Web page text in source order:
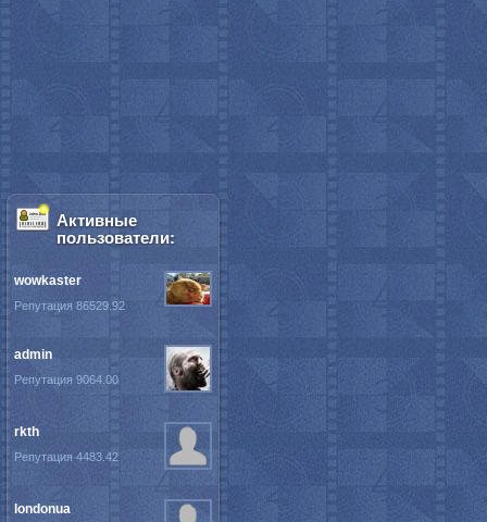
Активные
пользователи:
wowkaster
Репутация 86529.92
admin
Репутация 9064.00
rkth
Репутация 4483.42
londonua